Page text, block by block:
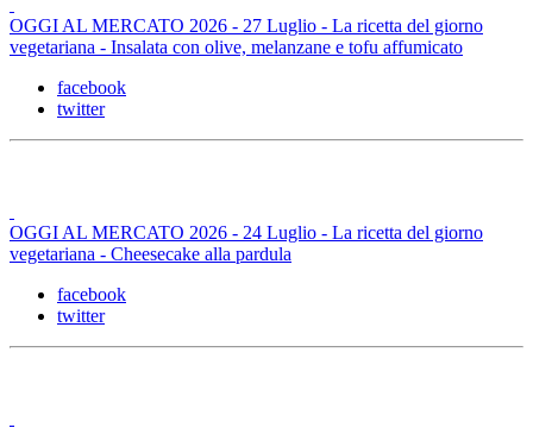
OGGI AL MERCATO 2026 - 27 Luglio - La ricetta del giorno
vegetariana - Insalata con olive, melanzane e tofu affumicato
facebook
twitter
OGGI AL MERCATO 2026 - 24 Luglio - La ricetta del giorno
vegetariana - Cheesecake alla pardula
facebook
twitter